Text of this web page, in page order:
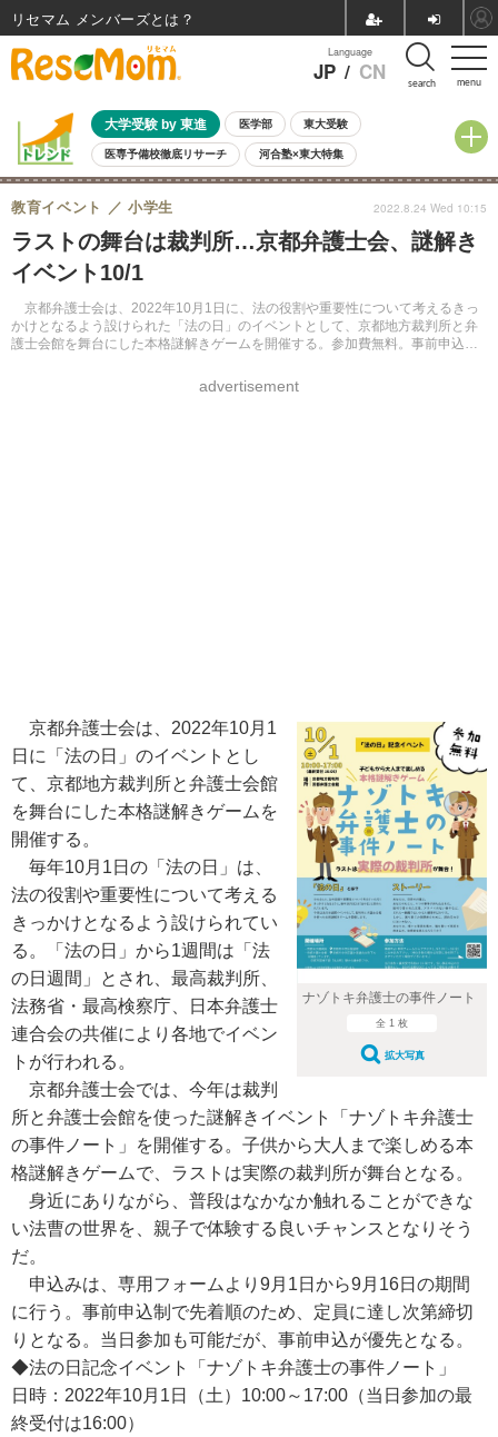
menu
Language
JP / CN search
大学受験 by 東進 医学部 東大受験
医専予備校徹底リサーチ 河合塾×東大特集
親子で考える大学選び 高校受験 中学受験 小学校受験
共通テスト 夏休み
8月開催イベント・WS 全国公立高校 過去問 人気記事
自由研究教材（小学生向け）
ラストの舞台は裁判所…京都弁護士会、謎解き
イベント10/1
京都弁護士会は、2022年10月1日に、法の役割や重要性について考えるきっ
かけとなるよう設けられた「法の日」のイベントとして、京都地方裁判所と弁
護士会館を舞台にした本格謎解きゲームを開催する。参加費無料。事前申込制
教育イベント 小学生
advertisement
2022.8.24 Wed 10:15
ナゾトキ弁護士の事件ノート
全 1 枚
拡大写真
京都弁護士会は、2022年10月1
日に「法の日」のイベントとし
て、京都地方裁判所と弁護士会館
を舞台にした本格謎解きゲームを
開催する。
毎年10月1日の「法の日」は、
法の役割や重要性について考える
きっかけとなるよう設けられてい
る。「法の日」から1週間は「法
の日週間」とされ、最高裁判所、
法務省・最高検察庁、日本弁護士
連合会の共催により各地でイベン
トが行われる。
京都弁護士会では、今年は裁判
所と弁護士会館を使った謎解きイベント「ナゾトキ弁護士
の事件ノート」を開催する。子供から大人まで楽しめる本
格謎解きゲームで、ラストは実際の裁判所が舞台となる。
身近にありながら、普段はなかなか触れることができな
い法曹の世界を、親子で体験する良いチャンスとなりそう
だ。
申込みは、専用フォームより9月1日から9月16日の期間
に行う。事前申込制で先着順のため、定員に達し次第締切
りとなる。当日参加も可能だが、事前申込が優先となる。
◆法の日記念イベント「ナゾトキ弁護士の事件ノート」
日時：2022年10月1日（土）10:00～17:00（当日参加の最
終受付は16:00）
リセマム メンバーズ